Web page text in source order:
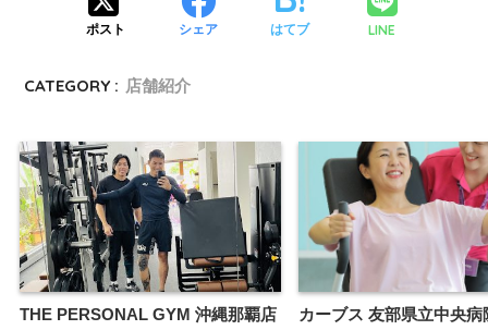
ポスト シェア はてブ LINE
CATEGORY : 店舗紹介
THE PERSONAL GYM 沖縄那覇店 カーブス 友部県立中央病